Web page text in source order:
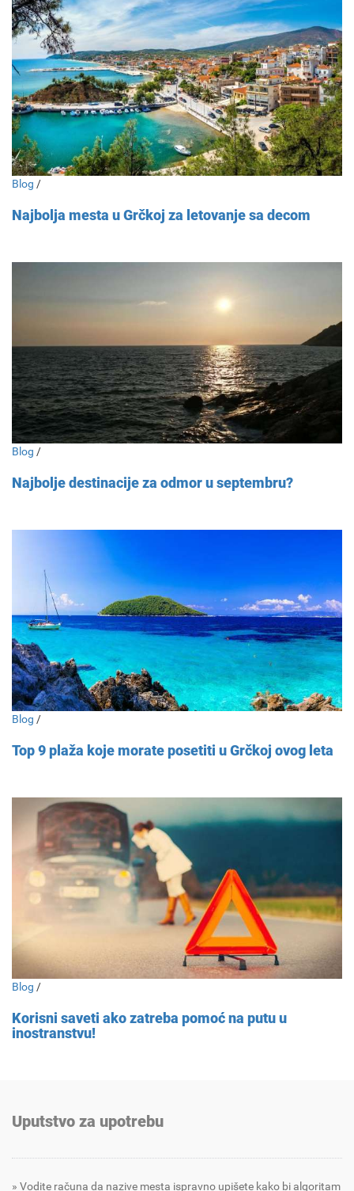
Blog /
Najbolja mesta u Grčkoj za letovanje sa decom
Blog /
Najbolje destinacije za odmor u septembru?
Blog /
Top 9 plaža koje morate posetiti u Grčkoj ovog leta
Blog /
Korisni saveti ako zatreba pomoć na putu u
inostranstvu!
Uputstvo za upotrebu
Vodite računa da nazive mesta ispravno upišete kako bi algoritam